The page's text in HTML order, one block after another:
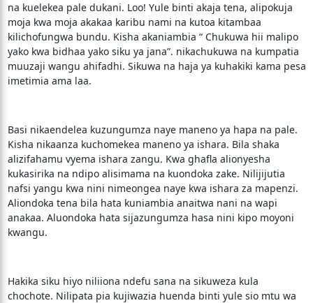
na kuelekea pale dukani. Loo! Yule binti akaja tena, alipokuja
moja kwa moja akakaa karibu nami na kutoa kitambaa
kilichofungwa bundu. Kisha akaniambia “ Chukuwa hii malipo
yako kwa bidhaa yako siku ya jana”. nikachukuwa na kumpatia
muuzaji wangu ahifadhi. Sikuwa na haja ya kuhakiki kama pesa
imetimia ama laa.
Basi nikaendelea kuzungumza naye maneno ya hapa na pale.
Kisha nikaanza kuchomekea maneno ya ishara. Bila shaka
alizifahamu vyema ishara zangu. Kwa ghafla alionyesha
kukasirika na ndipo alisimama na kuondoka zake. Nilijijutia
nafsi yangu kwa nini nimeongea naye kwa ishara za mapenzi.
Aliondoka tena bila hata kuniambia anaitwa nani na wapi
anakaa. Aluondoka hata sijazungumza hasa nini kipo moyoni
kwangu.
Hakika siku hiyo niliiona ndefu sana na sikuweza kula
chochote. Nilipata pia kujiwazia huenda binti yule sio mtu wa